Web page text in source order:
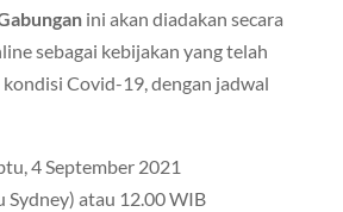
ini akan diadakan secara
sebagai kebijakan yang telah
Covid-19, dengan jadwal
4 September 2021
atau 12.00 WIB